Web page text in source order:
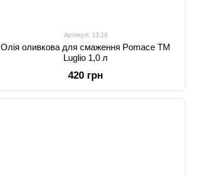
Артикул: 13.16
Олія оливкова для смаження Pomace TM
Luglio 1,0 л
420 грн